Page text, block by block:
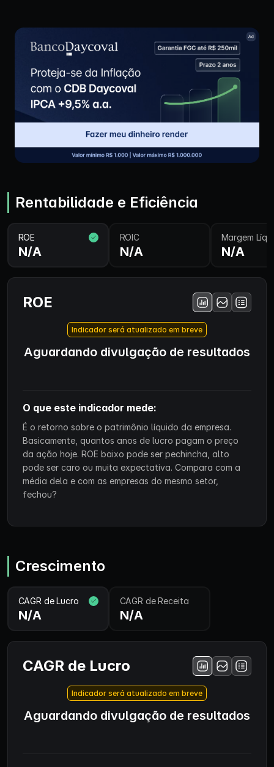
Rentabilidade e Eficiência
ROE
N/A
ROIC
N/A
Margem
N/A
ROE
Indicador será atualizado em breve
Aguardando divulgação de resultados
O que este indicador mede:
É o retorno sobre o patrimônio líquido da empresa.
Basicamente, quantos anos de lucro pagam o preço
da ação hoje. ROE baixo pode ser pechincha, alto
pode ser caro ou muita expectativa. Compara com a
média dela e com as empresas do mesmo setor,
fechou?
Crescimento
CAGR de Lucro
N/A
CAGR de Receita
N/A
CAGR de Lucro
Indicador será atualizado em breve
Aguardando divulgação de resultados